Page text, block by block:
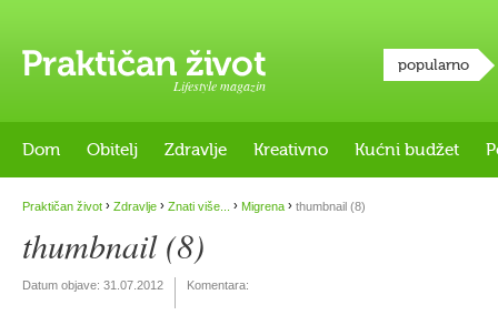
Lifestyle magazin
popularno
Dom Obitelj Zdravlje Kreativno Kućni budžet
Praktičan život › Zdravlje › Znati više... › Migrena › thumbnail (8)
thumbnail (8)
Datum objave: 31.07.2012 Komentara: